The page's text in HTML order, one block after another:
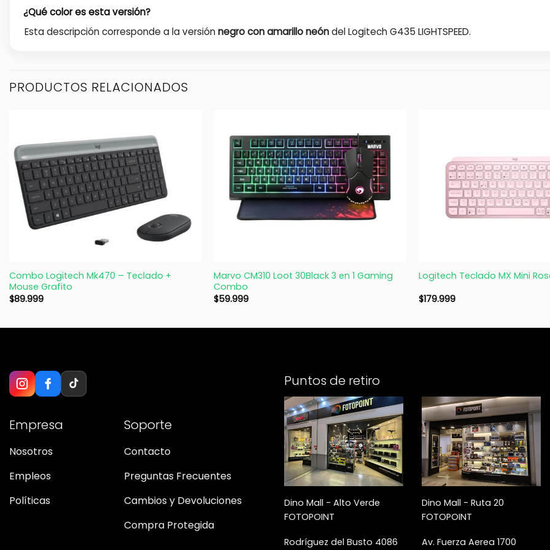
¿Qué color es esta versión?
Esta descripción corresponde a la versiónnegro con amarillo neóndel Logitech G435 LIGHTSPEED.
PRODUCTOS RELACIONADOS
Combo Logitech Mk470 – Teclado +
Mouse Grafito
$89.999
Marvo CM310 Loot 30Black 3 en 1 Gaming
Combo
$59.999
Logitech Teclado MX Mini
$179.999
Empresa
Nosotros
Empleos
Políticas
Soporte
Contacto
Preguntas Frecuentes
Cambios y Devoluciones
Compra Protegida
Puntos de retiro
Dino Mall - Alto Verde
FOTOPOINT
Rodríguez del Busto 4086
Dino Mall - Ruta 20
FOTOPOINT
Av. Fuerza Aerea 1700